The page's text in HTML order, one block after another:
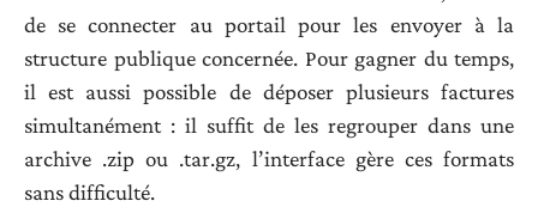
de se connecter au portail pour les envoyer à la
structure publique concernée. Pour gagner du temps,
il est aussi possible de déposer plusieurs factures
simultanément : il suffit de les regrouper dans une
archive .zip ou .tar.gz, l’interface gère ces formats
sans difficulté.